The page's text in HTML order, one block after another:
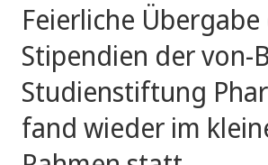
Feierliche
Stipendien der von-
Studienstiftung
fand wieder im